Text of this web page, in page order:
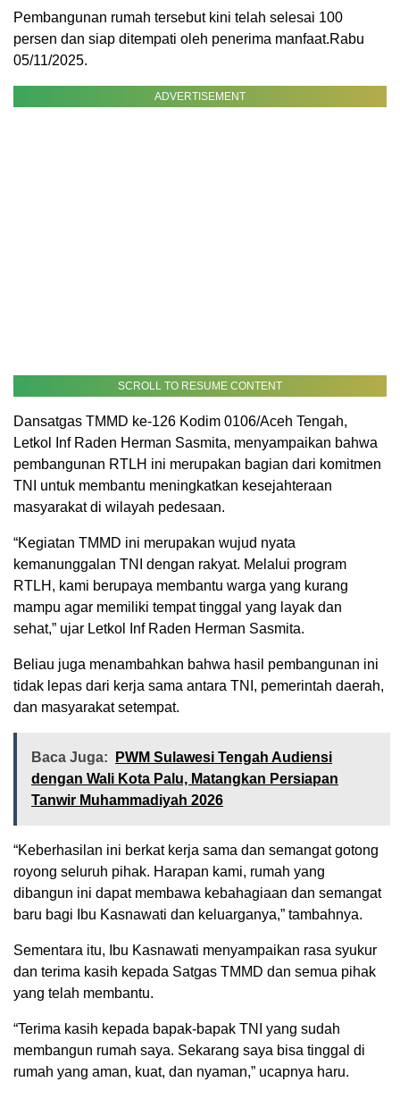
Pembangunan rumah tersebut kini telah selesai 100
persen dan siap ditempati oleh penerima manfaat.Rabu
05/11/2025.
ADVERTISEMENT
SCROLL TO RESUME CONTENT
Dansatgas TMMD ke-126 Kodim 0106/Aceh Tengah,
Letkol Inf Raden Herman Sasmita, menyampaikan bahwa
pembangunan RTLH ini merupakan bagian dari komitmen
TNI untuk membantu meningkatkan kesejahteraan
masyarakat di wilayah pedesaan.
“Kegiatan TMMD ini merupakan wujud nyata
kemanunggalan TNI dengan rakyat. Melalui program
RTLH, kami berupaya membantu warga yang kurang
mampu agar memiliki tempat tinggal yang layak dan
sehat,” ujar Letkol Inf Raden Herman Sasmita.
Beliau juga menambahkan bahwa hasil pembangunan ini
tidak lepas dari kerja sama antara TNI, pemerintah daerah,
dan masyarakat setempat.
Baca Juga:
PWM Sulawesi Tengah Audiensi
dengan Wali Kota Palu, Matangkan Persiapan
Tanwir Muhammadiyah 2026
“Keberhasilan ini berkat kerja sama dan semangat gotong
royong seluruh pihak. Harapan kami, rumah yang
dibangun ini dapat membawa kebahagiaan dan semangat
baru bagi Ibu Kasnawati dan keluarganya,” tambahnya.
Sementara itu, Ibu Kasnawati menyampaikan rasa syukur
dan terima kasih kepada Satgas TMMD dan semua pihak
yang telah membantu.
“Terima kasih kepada bapak-bapak TNI yang sudah
membangun rumah saya. Sekarang saya bisa tinggal di
rumah yang aman, kuat, dan nyaman,” ucapnya haru.